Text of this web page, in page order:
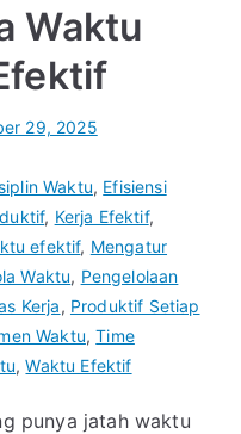
Waktu
29, 2025
Waktu, Efisiensi
, Kerja Efektif,
efektif, Mengatur
Waktu, Pengelolaan
Kerja, Produktif Setiap
Waktu,Time
,Waktu Efektif
punya jatah waktu